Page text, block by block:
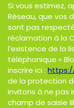
Si vous estimez,
Réseau, que vos
sont pas
réclamation à la
l’existence de la
téléphonique «
inscrire ici :
de la protection
invitons à ne pas
champ de saisie